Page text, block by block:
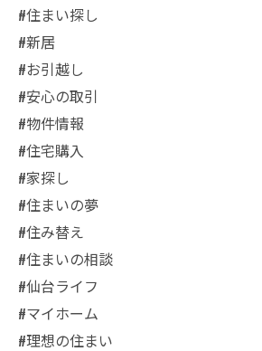
#住まい探し
#新居
#お引越し
#安心の取引
#物件情報
#住宅購入
#家探し
#住まいの夢
#住み替え
#住まいの相談
#仙台ライフ
#マイホーム
#理想の住まい